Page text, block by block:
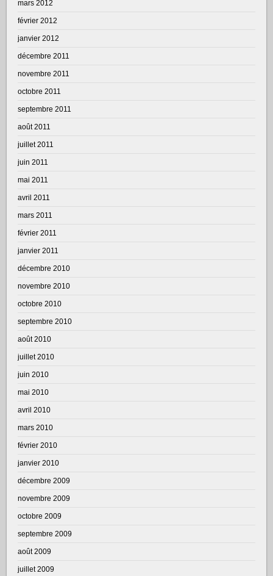
mars 2012
février 2012
janvier 2012
décembre 2011
novembre 2011
octobre 2011
septembre 2011
août 2011
juillet 2011
juin 2011
mai 2011
avril 2011
mars 2011
février 2011
janvier 2011
décembre 2010
novembre 2010
octobre 2010
septembre 2010
août 2010
juillet 2010
juin 2010
mai 2010
avril 2010
mars 2010
février 2010
janvier 2010
décembre 2009
novembre 2009
octobre 2009
septembre 2009
août 2009
juillet 2009